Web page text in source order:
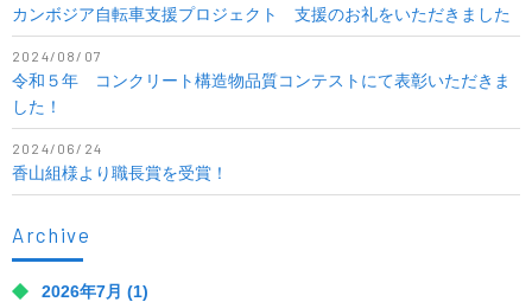
カンボジア自転車支援プロジェクト 支援のお礼をいただきました
2024/08/07
令和５年 コンクリート構造物品質コンテストにて表彰いただきま
した！
2024/06/24
香山組様より職長賞を受賞！
Archive
2026年7月 (1)